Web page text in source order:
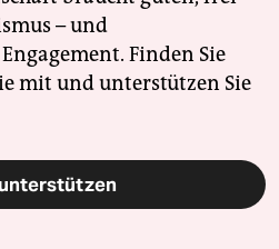
– und
Finden Sie
mit und unterstützen Sie